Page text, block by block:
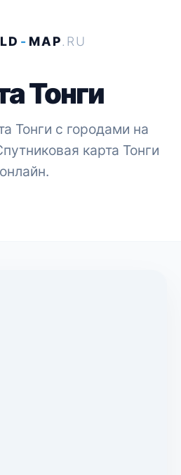
- MAP.RU
Тонги
Тонги с городами на
карта Тонги
онлайн.